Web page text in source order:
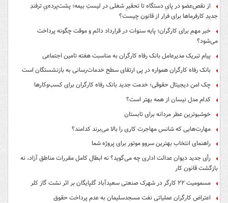
از نقص‌عضو در پایِ دستگاه تا تحقیرِ شغلی در لیستِ بیمه؛ پشت‌پرده‌یِ ترفندِ
جدیدِ کارفرماها برای فرار از قانون چیست؟
خبر مهم برای کارگران؛ پایه سنوات در قرارداد دائم و موقت چگونه پرداخت
می‌شود؟
پیام تبریک مدیرعامل بانک رفاه کارگران به مناسبت هفته تامین اجتماعی
بانک رفاه کارگران همواره در پی ارتقای سطح خدمات‌رسانی به بازنشستگان است
چک امن دیجیتال حقوقی؛ خدمت جدید بانک رفاه کارگران برای کسب‌وکارها
کدام مدل نیسان از همه بهتر است؟
خوشبوترین عطر مردانه برای تابستان
مهارت‌هایی که شانس مهاجرت کاری را بالا می‌برند کدامند؟
راهنمای انتخاب بهترین سروو موتور برای پروژه شما
رأی جدید دیوان عدالت اداری چه می‌گوید؟ نه ابطال کامل مقررات مناطق آزاد، نه
بازگشت قانون کار
مسمومیت ۲۲ کارگر در شهرک صنعتی سعیدآباد گلپایگان بر اثر نشت گاز کلر
اعتراض کارگران عملیاتی نفت مسجدسلیمان به عدم پرداخت حقوق